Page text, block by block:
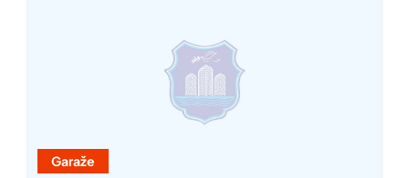
Garaže